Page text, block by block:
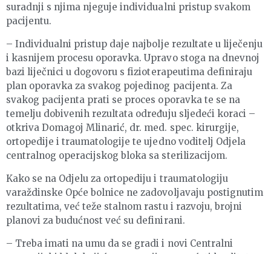
suradnji s njima njeguje individualni pristup svakom
pacijentu.
– Individualni pristup daje najbolje rezultate u liječenju
i kasnijem procesu oporavka. Upravo stoga na dnevnoj
bazi liječnici u dogovoru s fizioterapeutima definiraju
plan oporavka za svakog pojedinog pacijenta. Za
svakog pacijenta prati se proces oporavka te se na
temelju dobivenih rezultata određuju sljedeći koraci –
otkriva Domagoj Mlinarić, dr. med. spec. kirurgije,
ortopedije i traumatologije te ujedno voditelj Odjela
centralnog operacijskog bloka sa sterilizacijom.
Kako se na Odjelu za ortopediju i traumatologiju
varaždinske Opće bolnice ne zadovoljavaju postignutim
rezultatima, već teže stalnom rastu i razvoju, brojni
planovi za budućnost već su definirani.
– Treba imati na umu da se gradi i novi Centralni